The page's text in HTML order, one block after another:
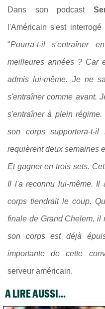
Dans son podcast
l'Américain s'est
"Pourra-t-il s'entraîner
meilleures années ? Car
admis lui-même. Je ne
s'entraîner comme avant.
s'entraîner à plein
son corps supportera-t-
requièrent deux semaines
Et gagner en trois sets.
Il l'a reconnu lui-même.
corps tiendrait le coup.
finale de Grand Chelem, il
son corps est déjà
importante de cette
serveur américain.
A LIRE AUSSI...